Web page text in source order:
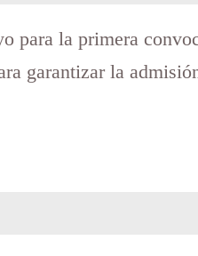
para la primera
garantizar la